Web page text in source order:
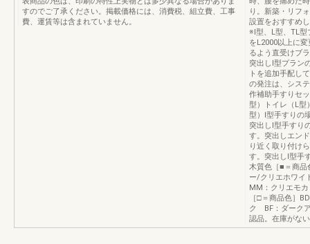
すのでご了承ください。掲載価格には、消費税、組立費、工事
費、運賃等は含まれていません。
り。新築・リフ
設置をおすす
※Ⅰ型、L型、TL
をL2000以上に
るよう直受けブ
突出しⅠ型プラン
トを追加手配し
の発注は、シス
作補助手すりセ
型）トイレ（L型
型）Ⅰ型手すりの
突出しⅠ型手すり
す。突出しエン
り近く取り付け
す。突出しⅠ型手
木質色［■＝商品
ー/クリエホワ
MM：クリエモ
［□＝商品色］
ク BF：ダーク
認品。在庫がな